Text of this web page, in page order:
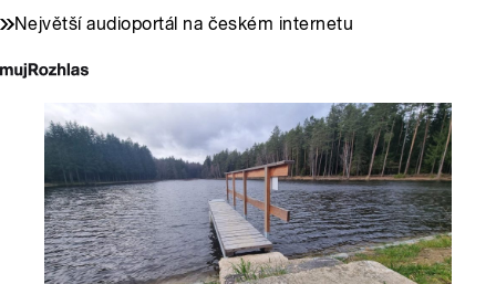
Největší audioportál na českém internetu